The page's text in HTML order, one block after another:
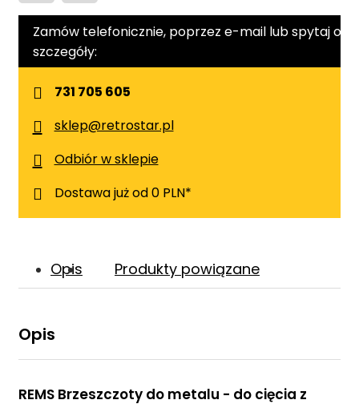
Zamów telefonicznie, poprzez e-mail lub spytaj o
szczegóły:
731 705 605
sklep@retrostar.pl
Odbiór w sklepie
Dostawa już od 0 PLN*
Opis Produkty powiązane
Opis
REMS Brzeszczoty do metalu - do cięcia z